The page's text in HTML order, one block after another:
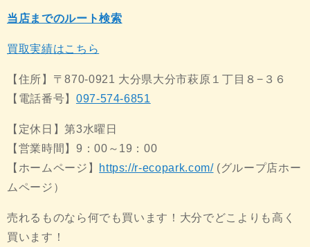
当店までのルート検索
買取実績はこちら
【住所】〒870-0921 大分県大分市萩原１丁目８−３６
【電話番号】 097-574-6851
【定休日】第3水曜日
【営業時間】9：00～19：00
【ホームページ】
https://r-ecopark.com/(グループ店ホー
ムページ）
売れるものなら何でも買います！大分でどこよりも高く
買います！